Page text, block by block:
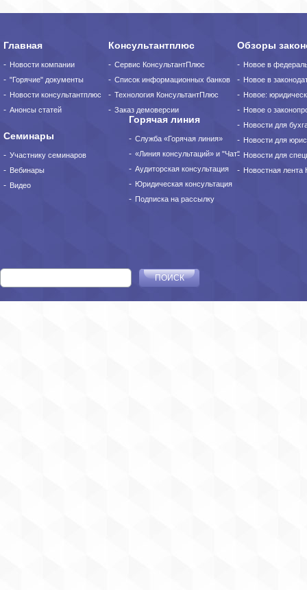
Главная
Новости компании
"Горячие" документы
Новости консультантплюс
Анонсы статей
Консультантплюс
Сервис КонсультантПлюс
Список информационных банков
Технология КонсультантПлюс
Заказ демоверсии
Обзоры
Новое в
Новое в
Новое:
Новое о
Новости для
Новости для
Новости для
Новостная лента
Горячая линия
Служба «Горячая линия»
«Линия консультаций» и "Чат"
Аудиторская консультация
Юридическая консультация
Подписка на рассылку
Семинары
Участнику семинаров
Вебинары
Видео